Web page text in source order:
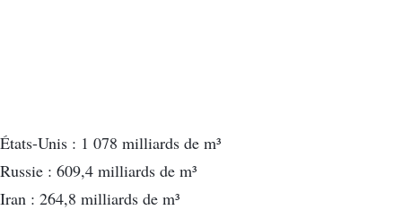
États-Unis : 1 078 milliards de m³
Russie : 609,4 milliards de m³
Iran : 264,8 milliards de m³